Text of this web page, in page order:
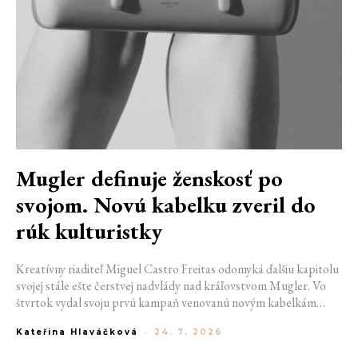
Mugler definuje ženskosť po
svojom. Novú kabelku zveril do
rúk kulturistky
Kreatívny riaditeľ Miguel Castro Freitas odomyká ďalšiu kapitolu
svojej stále ešte čerstvej nadvlády nad kráľovstvom Mugler. Vo
štvrtok vydal svoju prvú kampaň venovanú novým kabelkám
návrhár do módneho domu prišiel. Umne kombinuje výrazy
Kateřina Hlaváčková - 24. 7. 2026